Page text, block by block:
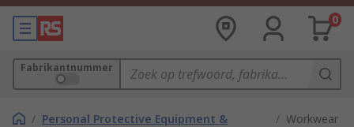
0
Fabrikantnummer
/ Personal Protective Equipment &
/ Workwear